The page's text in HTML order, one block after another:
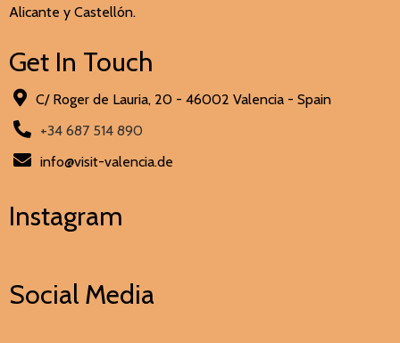
Alicante y Castellón.
Get In Touch
C/ Roger de Lauria, 20 - 46002 Valencia - Spain
+34 687 514 890
info@visit-valencia.de
Instagram
Social Media